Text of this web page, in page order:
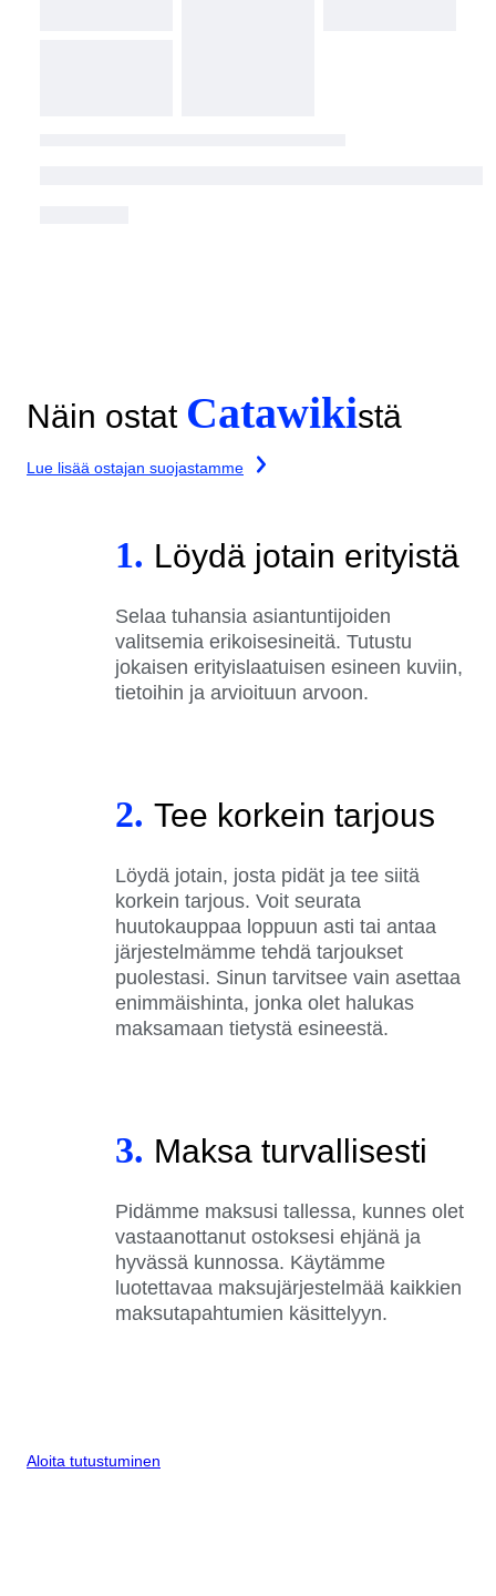
Näin ostat Catawikistä
Lue lisää ostajan suojastamme
1. Löydä jotain erityistä
Selaa tuhansia asiantuntijoiden
valitsemia erikoisesineitä. Tutustu
jokaisen erityislaatuisen esineen kuviin,
tietoihin ja arvioituun arvoon.
2. Tee korkein tarjous
Löydä jotain, josta pidät ja tee siitä
korkein tarjous. Voit seurata
huutokauppaa loppuun asti tai antaa
järjestelmämme tehdä tarjoukset
puolestasi. Sinun tarvitsee vain asettaa
enimmäishinta, jonka olet halukas
maksamaan tietystä esineestä.
3. Maksa turvallisesti
Pidämme maksusi tallessa, kunnes olet
vastaanottanut ostoksesi ehjänä ja
hyvässä kunnossa. Käytämme
luotettavaa maksujärjestelmää kaikkien
maksutapahtumien käsittelyyn.
Aloita tutustuminen